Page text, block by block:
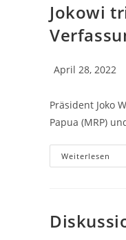
Jokowi
April 28, 2022
Präsident Joko
Papua (MRP)
Weiterlesen